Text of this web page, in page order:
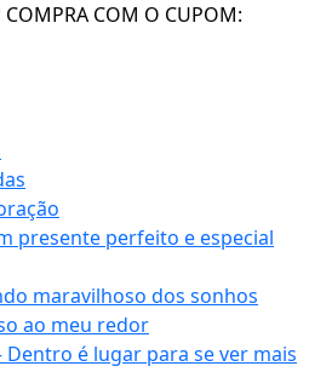
COMPRA COM O CUPOM:
presente perfeito e especial
maravilhoso dos sonhos
ao meu redor
Dentro é lugar para se ver mais